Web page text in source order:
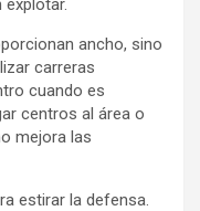
ancho, sino
carreras
cuando es
centros al área o
mejora las
estirar la defensa.